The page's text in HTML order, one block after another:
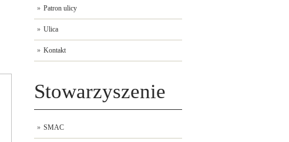
Patron ulicy
Ulica
Kontakt
Stowarzyszenie
SMAC